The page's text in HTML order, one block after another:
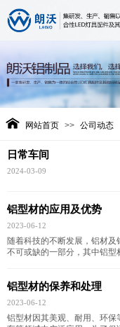
网站首页 >> 公司动态
日常车间
2024-03-09
​铝型材的应用及优势
2023-06-12
随着科技的不断发展，铝材
不可或缺的一部分，其中铝型
​铝型材的保养和处理
2023-06-12
铝型材因其美观、耐用、环